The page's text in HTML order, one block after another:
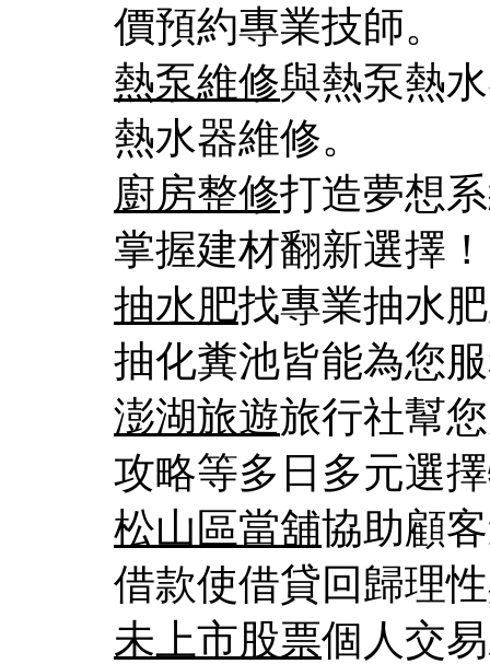
價預約專業技師。
熱泵維修與熱泵熱
熱水器維修。
廚房整修打造夢想
掌握建材翻新選擇！
抽水肥找專業抽水
抽化糞池皆能為您
澎湖旅遊旅行社幫
攻略等多日多元選
松山區當舖協助顧
借款使借貸回歸理
未上市股票個人交